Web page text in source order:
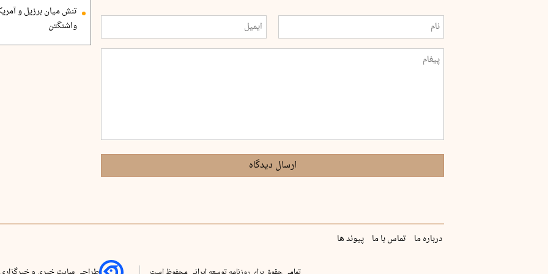
ارسال دیدگاه
تنش میان برزیل و
واشنگتن
درباره ما تماس با ما پیوند ها